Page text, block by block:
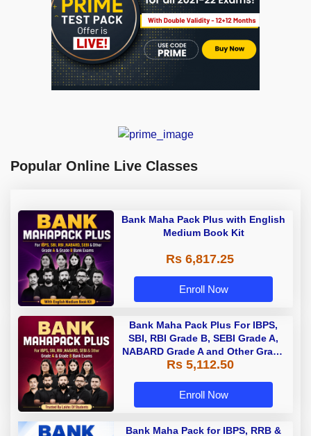
Popular Online Live Classes
Bank Maha Pack Plus with English
Medium Book Kit
Rs 6,817.25
Enroll Now
Bank Maha Pack Plus For IBPS,
SBI, RBI Grade B, SEBI Grade A,
NABARD Grade A and Other Grade
A & Grade B Bank Exams
Rs 5,112.50
Enroll Now
Bank Maha Pack for IBPS, RRB &